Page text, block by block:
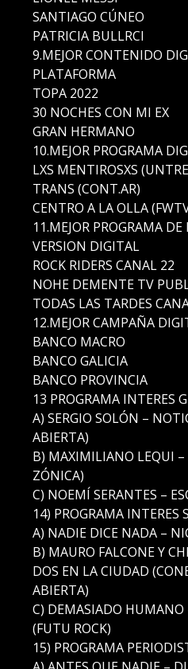
SANTIAGO CÚNEO
PATRICIA BULLRCI
9.MEJOR CONTENIDO
PLATAFORMA
TOPA 2022
30 NOCHES CON MI EX
GRAN HERMANO
10.MEJOR PROGRAMA
LXS MENTIROSXS
TRANS (CONT.AR)
CENTRO A LA OLLA
11.MEJOR PROGRAMA
VERSION DIGITAL
ROCK RIDERS CANAL 22
NOHE DEMENTE TV
TODAS LAS TARDES
12.MEJOR CAMPAÑA
BANCO MACRO
BANCO GALICIA
BANCO PROVINCIA
13 PROGRAMA INTERES
A) SERGIO SOLÓN –
ABIERTA)
B) MAXIMILIANO LEQUI –
ZÓNICA)
C) NOEMÍ SERANTES –
14) PROGRAMA INTERES
A) NADIE DICE NADA –
B) MAURO FALCONE Y
DOS EN LA CIUDAD
ABIERTA)
C) DEMASIADO HUMANO
(FUTU ROCK)
15) PROGRAMA